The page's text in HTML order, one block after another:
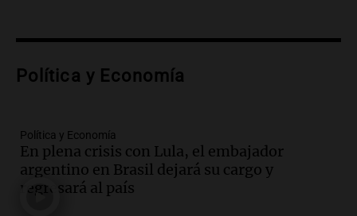
Audio.Tragedia en Mendoza: un muerto
un puente
Audio.Messi llegará esta noche a
Rosario para acompañar a su familia
tras la muerte de su papá
Una mañana para todos
Política y Economía
Política y Economía
En plena crisis con Lula, el embajador
argentino en Brasil dejará su cargo y
regresará al país